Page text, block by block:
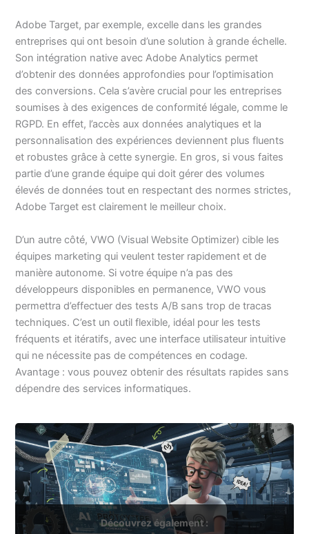
Adobe Target, par exemple, excelle dans les grandes
entreprises qui ont besoin d’une solution à grande échelle.
Son intégration native avec Adobe Analytics permet
d’obtenir des données approfondies pour l’optimisation
des conversions. Cela s’avère crucial pour les entreprises
soumises à des exigences de conformité légale, comme le
RGPD. En effet, l’accès aux données analytiques et la
personnalisation des expériences deviennent plus fluents
et robustes grâce à cette synergie. En gros, si vous faites
partie d’une grande équipe qui doit gérer des volumes
élevés de données tout en respectant des normes strictes,
Adobe Target est clairement le meilleur choix.
D’un autre côté, VWO (Visual Website Optimizer) cible les
équipes marketing qui veulent tester rapidement et de
manière autonome. Si votre équipe n’a pas des
développeurs disponibles en permanence, VWO vous
permettra d’effectuer des tests A/B sans trop de tracas
techniques. C’est un outil flexible, idéal pour les tests
fréquents et itératifs, avec une interface utilisateur intuitive
qui ne nécessite pas de compétences en codage.
Avantage : vous pouvez obtenir des résultats rapides sans
dépendre des services informatiques.
Découvrez également :